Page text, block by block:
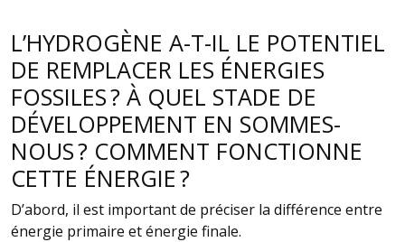
L’HYDROGÈNE A-T-IL LE POTENTIEL
DE REMPLACER LES ÉNERGIES
FOSSILES ? À QUEL STADE DE
DÉVELOPPEMENT EN SOMMES-
NOUS ? COMMENT FONCTIONNE
CETTE ÉNERGIE ?
D’abord, il est important de préciser la différence entre
énergie primaire et énergie finale.